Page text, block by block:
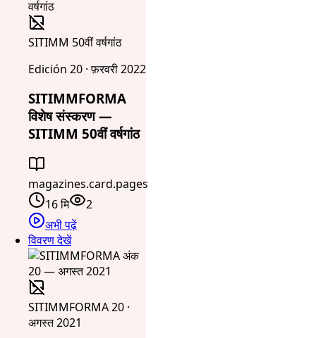
SITIMM 50वीं वर्षगांठ
Edición 20 · फ़रवरी 2022
SITIMMFORMA
विशेष संस्करण —
SITIMM 50वीं वर्षगांठ
magazines.card.pages
16 मि
2
अभी पढ़ें
विवरण देखें
SITIMMFORMA 20 ·
अगस्त 2021